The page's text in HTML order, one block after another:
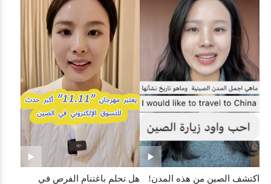
اكتشف الصين من هذه المدن!
هل تحلم باغتنام الفرص في